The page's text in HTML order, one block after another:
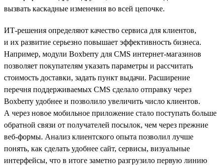
вызвать каскадные изменения во всей цепочке.
ИТ-решения определяют качество сервиса для клиентов,
и их развитие серьезно повышает эффективность бизнеса.
Например, модули Boxberry для CMS интернет-магазинов
позволяет покупателям указать параметры и рассчитать
стоимость доставки, задать пункт выдачи. Расширение
перечня поддерживаемых CMS сделало отправку через
Boxberry удобнее и позволило увеличить число клиентов.
А через новое мобильное приложение стало поступать больше
обратной связи от получателей посылок, чем через прежние
веб-формы. Анализ клиентского опыта позволил лучше
понять, как сделать удобнее сайт, сервисы, визуальные
интерфейсы, что в итоге заметно разгрузило первую линию